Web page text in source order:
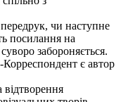
чи наступне
посилання на
забороняється.
Корреспондент є автор
відтворення